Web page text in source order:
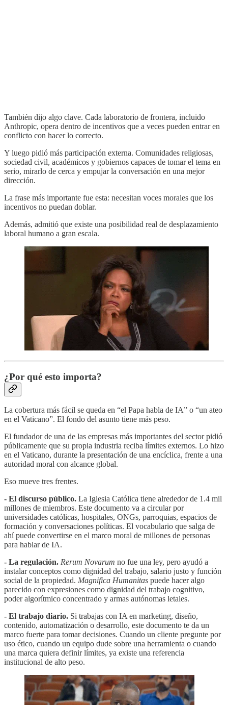
También dijo algo clave. Cada laboratorio de frontera, incluido
Anthropic, opera dentro de incentivos que a veces pueden entrar en
conflicto con hacer lo correcto.
Y luego pidió más participación externa. Comunidades religiosas,
sociedad civil, académicos y gobiernos capaces de tomar el tema en
serio, mirarlo de cerca y empujar la conversación en una mejor
dirección.
La frase más importante fue esta: necesitan voces morales que los
incentivos no puedan doblar.
Además, admitió que existe una posibilidad real de desplazamiento
laboral humano a gran escala.
¿Por qué esto importa?
La cobertura más fácil se queda en “el Papa habla de IA” o “un ateo
en el Vaticano”. El fondo del asunto tiene más peso.
El fundador de una de las empresas más importantes del sector pidió
públicamente que su propia industria reciba límites externos. Lo hizo
en el Vaticano, durante la presentación de una encíclica, frente a una
autoridad moral con alcance global.
Eso mueve tres frentes.
- El discurso público. La Iglesia Católica tiene alrededor de 1.4 mil
millones de miembros. Este documento va a circular por
universidades católicas, hospitales, ONGs, parroquias, espacios de
formación y conversaciones políticas. El vocabulario que salga de
ahí puede convertirse en el marco moral de millones de personas
para hablar de IA.
- La regulación. Rerum Novarum no fue una ley, pero ayudó a
instalar conceptos como dignidad del trabajo, salario justo y función
social de la propiedad. Magnifica Humanitas puede hacer algo
parecido con expresiones como dignidad del trabajo cognitivo,
poder algorítmico concentrado y armas autónomas letales.
- El trabajo diario. Si trabajas con IA en marketing, diseño,
contenido, automatización o desarrollo, este documento te da un
marco fuerte para tomar decisiones. Cuando un cliente pregunte por
uso ético, cuando un equipo dude sobre una herramienta o cuando
una marca quiera definir límites, ya existe una referencia
institucional de alto peso.